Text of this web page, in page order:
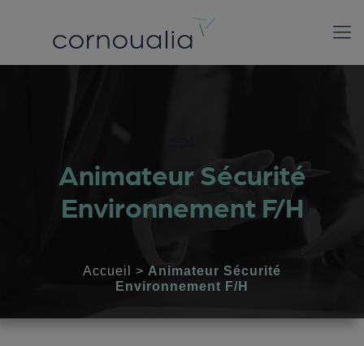
Animateur Sécurité
Environnement F/H
Accueil > Animateur Sécurité
Environnement F/H